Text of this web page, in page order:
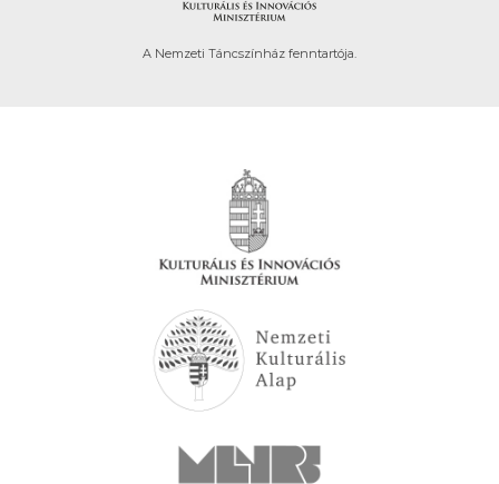
A Nemzeti Táncszínház fenntartója.